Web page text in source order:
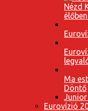
Nézd
Ma
Döntő
Junior
Eurovízió